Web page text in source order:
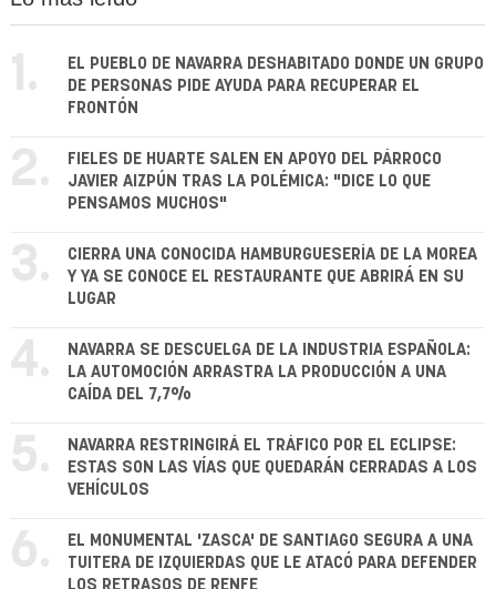
1.
EL PUEBLO DE NAVARRA DESHABITADO DONDE UN GRUPO
DE PERSONAS PIDE AYUDA PARA RECUPERAR EL
FRONTÓN
2.
FIELES DE HUARTE SALEN EN APOYO DEL PÁRROCO
JAVIER AIZPÚN TRAS LA POLÉMICA: "DICE LO QUE
PENSAMOS MUCHOS"
3.
CIERRA UNA CONOCIDA HAMBURGUESERÍA DE LA MOREA
Y YA SE CONOCE EL RESTAURANTE QUE ABRIRÁ EN SU
LUGAR
4.
NAVARRA SE DESCUELGA DE LA INDUSTRIA ESPAÑOLA:
LA AUTOMOCIÓN ARRASTRA LA PRODUCCIÓN A UNA
CAÍDA DEL 7,7%
5.
NAVARRA RESTRINGIRÁ EL TRÁFICO POR EL ECLIPSE:
ESTAS SON LAS VÍAS QUE QUEDARÁN CERRADAS A LOS
VEHÍCULOS
6.
EL MONUMENTAL 'ZASCA' DE SANTIAGO SEGURA A UNA
TUITERA DE IZQUIERDAS QUE LE ATACÓ PARA DEFENDER
LOS RETRASOS DE RENFE